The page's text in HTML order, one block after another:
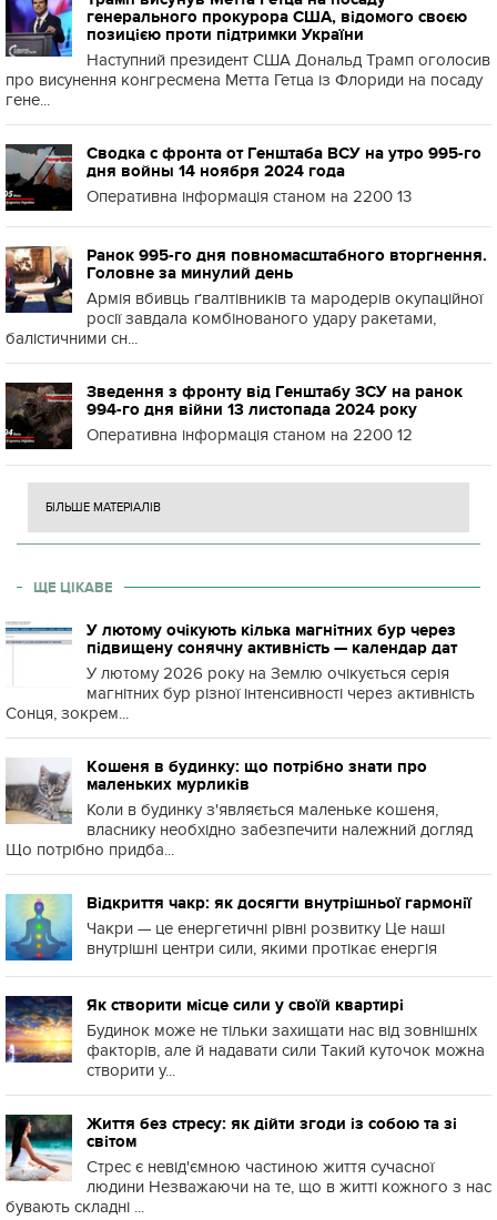
генерального прокурора США, відомого своєю
позицією проти підтримки України
Наступний президент США Дональд Трамп оголосив
про висунення конгресмена Метта Гетца із Флориди на посаду
гене...
Сводка с фронта от Генштаба ВСУ на утро 995-го
дня войны 14 ноября 2024 года
Оперативна інформація станом на 2200 13
Ранок 995-го дня повномасштабного вторгнення.
Головне за минулий день
Армія вбивць ґвалтівників та мародерів окупаційної
росії завдала комбінованого удару ракетами,
балістичними сн...
Зведення з фронту від Генштабу ЗСУ на ранок
994-го дня війни 13 листопада 2024 року
Оперативна інформація станом на 2200 12
БІЛЬШЕ МАТЕРІАЛІВ
ЩЕ ЦІКАВЕ
У лютому очікують кілька магнітних бур через
підвищену сонячну активність — календар дат
У лютому 2026 року на Землю очікується серія
магнітних бур різної інтенсивності через активність
Сонця, зокрем...
Кошеня в будинку: що потрібно знати про
маленьких мурликів
Коли в будинку з'являється маленьке кошеня,
власнику необхідно забезпечити належний догляд
Що потрібно придба...
Відкриття чакр: як досягти внутрішньої гармонії
Чакри — це енергетичні рівні розвитку Це наші
внутрішні центри сили, якими протікає енергія
Як створити місце сили у своїй квартирі
Будинок може не тільки захищати нас від зовнішніх
факторів, але й надавати сили Такий куточок можна
створити у...
Життя без стресу: як дійти згоди із собою та зі
світом
Стрес є невід'ємною частиною життя сучасної
людини Незважаючи на те, що в житті кожного з нас
бувають складні ...